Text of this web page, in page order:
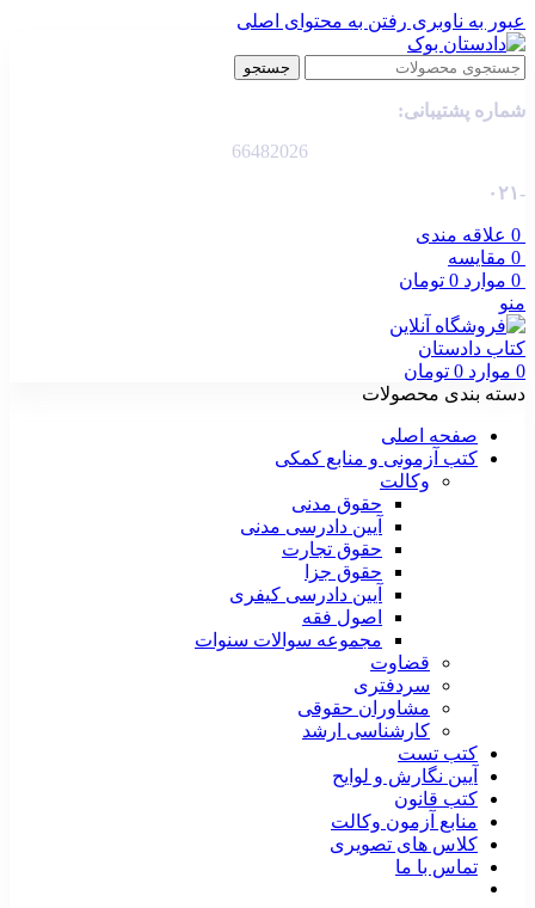
عبور به ناوبری رفتن به محتوای اصلی
جستجو
شماره پشتیبانی:
66482026
-۰۲۱
0 علاقه مندی
0 مقایسه
0 موارد 0 تومان
منو
0 موارد 0 تومان
دسته بندی محصولات
صفحه اصلی
کتب آزمونی و منابع کمکی
وکالت
حقوق مدنی
آیین دادرسی مدنی
حقوق تجارت
حقوق جزا
آیین دادرسی کیفری
اصول فقه
مجموعه سوالات سنوات
قضاوت
سردفتری
مشاوران حقوقی
کارشناسی ارشد
کتب تست
آیین نگارش و لوایح
کتب قانون
منابع آزمون وکالت
کلاس های تصویری
تماس با ما